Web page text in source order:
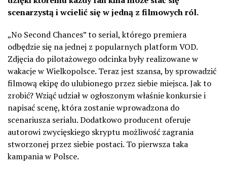
scenarzystą i wcielić się w jedną z filmowych ról.
„No Second Chances” to serial, którego premiera
odbędzie się na jednej z popularnych platform VOD.
Zdjęcia do pilotażowego odcinka były realizowane w
wakacje w Wielkopolsce. Teraz jest szansa, by sprowadzić
filmową ekipę do ulubionego przez siebie miejsca. Jak to
zrobić? Wziąć udział w ogłoszonym właśnie konkursie i
napisać scenę, która zostanie wprowadzona do
scenariusza serialu. Dodatkowo producent oferuje
autorowi zwycięskiego skryptu możliwość zagrania
stworzonej przez siebie postaci. To pierwsza taka
kampania w Polsce.